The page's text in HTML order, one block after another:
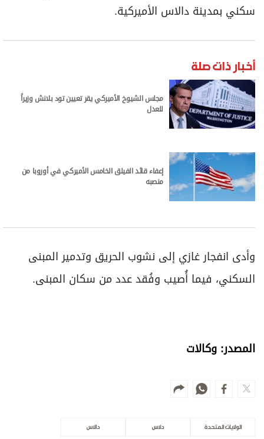
عدد اليوم
مواقيت الصلاة
الأحوال الجوية
سكني بمدينة دالاس الأميركية.
أخبار ذات صلة
مجلس الشيوخ الأميركي يقر تعيين تود بلانش وزيراً
للعدل
إعفاء قائد الفيلق الخامس الأميركي في أوروبا من
منصبه
وأدى انفجار غازي إلى نشوب الحريق وتدمير المبنى
السكني، فيما أُصيب وفُقد عدد من سكان المبنى.
المصدر: وكالات
الولايات المتحدة دلاس دالاس